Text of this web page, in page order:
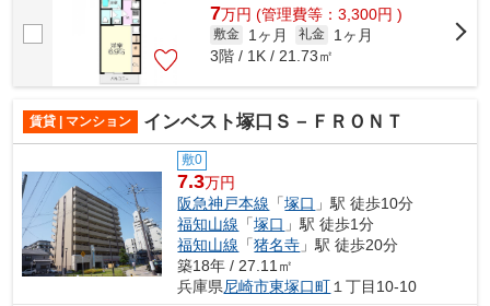
7万円 (管理費等：3,300円 )
敷金 1ヶ月 礼金
1ヶ月
3階 / 1K / 21.73㎡
賃貸 | マンション インベスト塚口Ｓ－ＦＲＯＮＴ
敷0
7.3万円
阪急神戸本線 「塚口 」駅 徒歩10分
福知山線 「塚口 」駅 徒歩1分
福知山線 「猪名寺 」駅 徒歩20分
築18年 / 27.11㎡
兵庫県尼崎市東塚口町 １丁目10-10